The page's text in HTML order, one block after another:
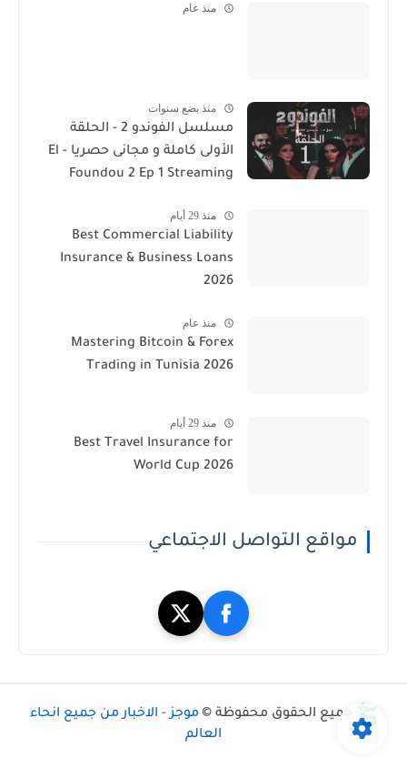
منذ عام
منذ بضع سنوات
مسلسل الفوندو 2 - الحلقة
الأولى كاملة و مجانى حصريا - El
Foundou 2 Ep 1 Streaming
منذ 29 أيام
Best Commercial Liability
Insurance & Business Loans
2026
منذ عام
Mastering Bitcoin & Forex
Trading in Tunisia 2026
منذ 29 أيام
Best Travel Insurance for
World Cup 2026
مواقع التواصل الاجتماعي
جميع الحقوق محفوظة © موجز - الاخبار من جميع انحاء
العالم